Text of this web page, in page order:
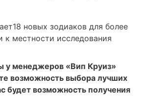
новых зодиаков для более
к местности исследования
у менеджеров «Вип Круиз»
возможность выбора лучших
будет возможность получения